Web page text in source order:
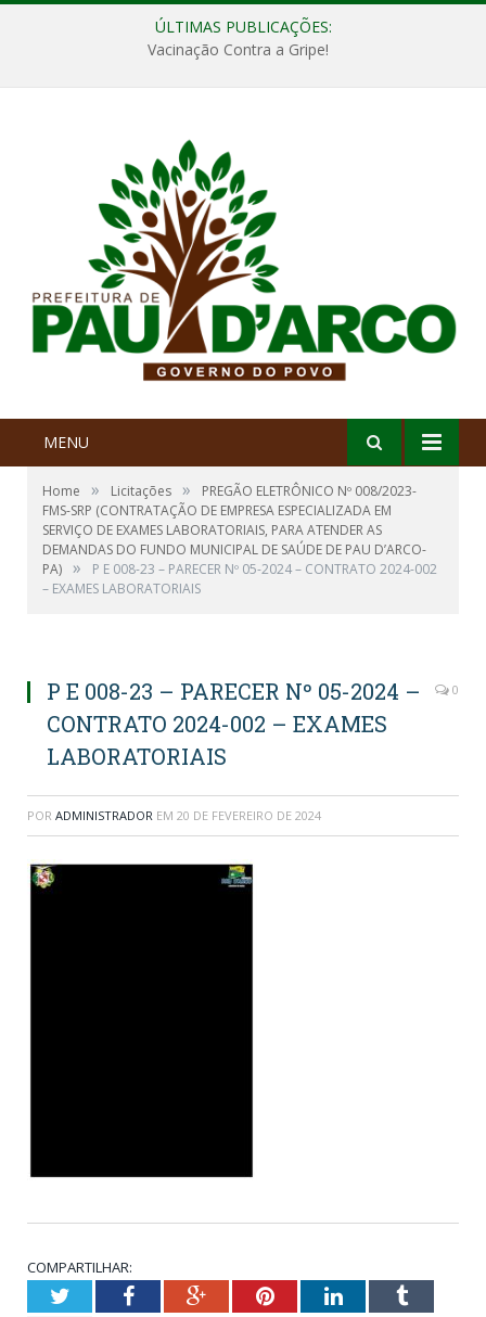
ÚLTIMAS PUBLICAÇÕES:
Vacinação Contra a Gripe!
MENU
Home » Licitações »
PREGÃO ELETRÔNICO Nº 008/2023-
FMS-SRP (CONTRATAÇÃO DE EMPRESA ESPECIALIZADA EM
SERVIÇO DE EXAMES LABORATORIAIS, PARA ATENDER AS
DEMANDAS DO FUNDO MUNICIPAL DE SAÚDE DE PAU D’ARCO-
PA) »
P E 008-23 – PARECER Nº 05-2024 – CONTRATO 2024-002
– EXAMES LABORATORIAIS
P E 008-23 – PARECER Nº 05-2024 –
CONTRATO 2024-002 – EXAMES
LABORATORIAIS
0
POR ADMINISTRADOR EM 20 DE FEVEREIRO DE 2024
COMPARTILHAR:
TwitterFacebookGoogle+PinterestLinkedInTumblr